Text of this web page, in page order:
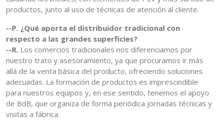
productos, junto al uso de técnicas de atención al cliente.
--P. ¿Qué aporta el distribuidor tradicional con
respecto a las grandes superficies?
--R. Los comercios tradicionales nos diferenciamos por
nuestro trato y asesoramiento, ya que procuramos ir más
allá de la venta básica del producto, ofreciendo soluciones
adecuadas. La formación de productos es imprescindible
para nuestros equipos y, en ese sentido, tenemos el apoyo
de BdB, que organiza de forma periódica jornadas técnicas y
visitas a fábrica.